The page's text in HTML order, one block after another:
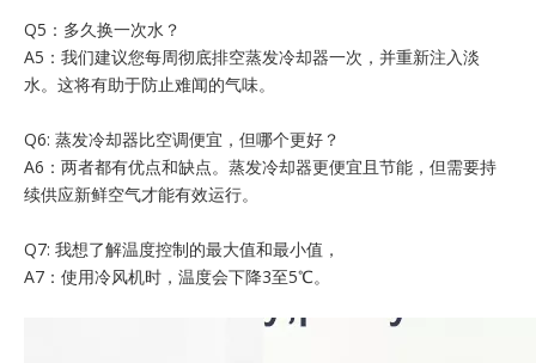
Q5：多久换一次水？
A5：我们建议您每周彻底排空蒸发冷却器一次，并重新注入淡
水。这将有助于防止难闻的气味。
Q6: 蒸发冷却器比空调便宜，但哪个更好？
A6：两者都有优点和缺点。蒸发冷却器更便宜且节能，但需要持
续供应新鲜空气才能有效运行。
Q7: 我想了解温度控制的最大值和最小值，
A7：使用冷风机时，温度会下降3至5℃。